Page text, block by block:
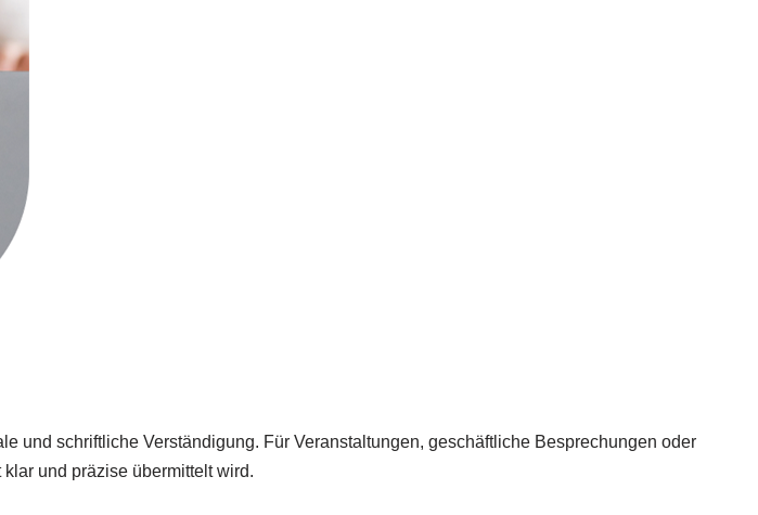
und schriftliche Verständigung. Für Veranstaltungen, geschäftliche Besprechungen oder
und präzise übermittelt wird.